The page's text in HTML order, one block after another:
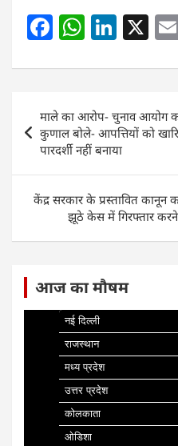
F
c
e
b
o
o
k
W
at
s
A
p
p
Li
k
e
dI
n
X
navigation
माले का आरोप- चुनाव आयोग
कुणाल बोले- आपत्तियों को
पारदर्शी नहीं बनाया
केंद्र सरकार के प्रस्तावित कानून
झूठे केस में गिरफ्तार करने
आज का मौषम
नई दिल्ली
राजस्थान
मध्य प्रदेश
उत्तर प्रदेश
कोलकाता
ओडिशा